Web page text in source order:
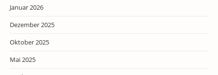
Januar 2026
Dezember 2025
Oktober 2025
Mai 2025